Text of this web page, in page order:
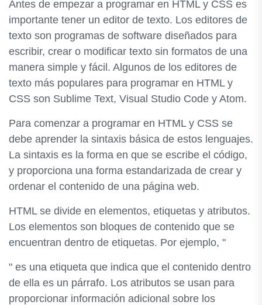
Antes de empezar a programar en HTML y CSS es
importante tener un editor de texto. Los editores de
texto son programas de software diseñados para
escribir, crear o modificar texto sin formatos de una
manera simple y fácil. Algunos de los editores de
texto más populares para programar en HTML y
CSS son Sublime Text, Visual Studio Code y Atom.
Para comenzar a programar en HTML y CSS se
debe aprender la sintaxis básica de estos lenguajes.
La sintaxis es la forma en que se escribe el código,
y proporciona una forma estandarizada de crear y
ordenar el contenido de una página web.
HTML se divide en elementos, etiquetas y atributos.
Los elementos son bloques de contenido que se
encuentran dentro de etiquetas. Por ejemplo, "
" es una etiqueta que indica que el contenido dentro
de ella es un párrafo. Los atributos se usan para
proporcionar información adicional sobre los